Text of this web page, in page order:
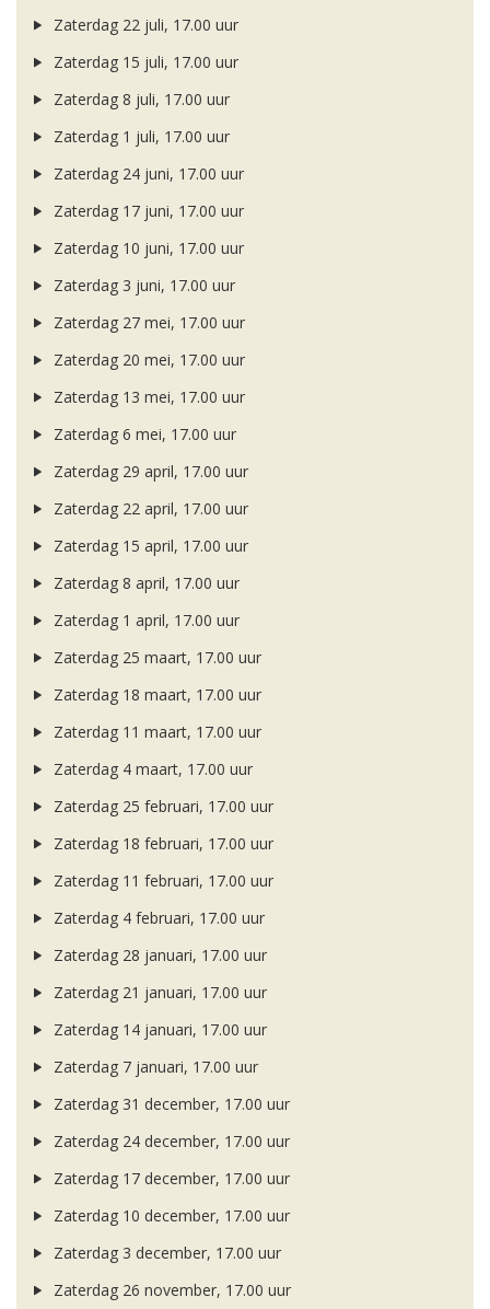
Zaterdag 22 juli, 17.00 uur
Zaterdag 15 juli, 17.00 uur
Zaterdag 8 juli, 17.00 uur
Zaterdag 1 juli, 17.00 uur
Zaterdag 24 juni, 17.00 uur
Zaterdag 17 juni, 17.00 uur
Zaterdag 10 juni, 17.00 uur
Zaterdag 3 juni, 17.00 uur
Zaterdag 27 mei, 17.00 uur
Zaterdag 20 mei, 17.00 uur
Zaterdag 13 mei, 17.00 uur
Zaterdag 6 mei, 17.00 uur
Zaterdag 29 april, 17.00 uur
Zaterdag 22 april, 17.00 uur
Zaterdag 15 april, 17.00 uur
Zaterdag 8 april, 17.00 uur
Zaterdag 1 april, 17.00 uur
Zaterdag 25 maart, 17.00 uur
Zaterdag 18 maart, 17.00 uur
Zaterdag 11 maart, 17.00 uur
Zaterdag 4 maart, 17.00 uur
Zaterdag 25 februari, 17.00 uur
Zaterdag 18 februari, 17.00 uur
Zaterdag 11 februari, 17.00 uur
Zaterdag 4 februari, 17.00 uur
Zaterdag 28 januari, 17.00 uur
Zaterdag 21 januari, 17.00 uur
Zaterdag 14 januari, 17.00 uur
Zaterdag 7 januari, 17.00 uur
Zaterdag 31 december, 17.00 uur
Zaterdag 24 december, 17.00 uur
Zaterdag 17 december, 17.00 uur
Zaterdag 10 december, 17.00 uur
Zaterdag 3 december, 17.00 uur
Zaterdag 26 november, 17.00 uur